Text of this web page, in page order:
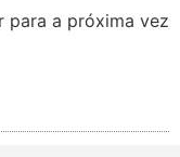
para a próxima vez